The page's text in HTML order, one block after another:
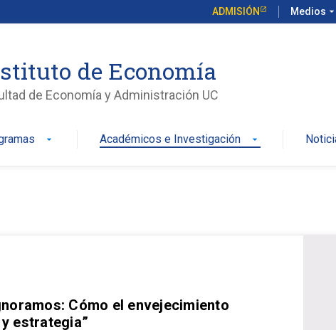
ADMISIÓN Medios arrow_drop_down
de Economía
de Economía y Administración UC
arrow_drop_down Académicos e Investigación arrow_drop_down
Cómo el envejecimiento
estrategia”